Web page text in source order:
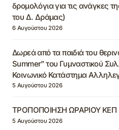
δρομολόγια για τις ανάγκες
του Δ. Δράμας)
6 Αυγούστου 2026
Δωρεά από τα παιδιά του
Summer” του Γυμναστικού
Κοινωνικό Κατάστημα
5 Αυγούστου 2026
ΤΡΟΠΟΠΟΙΗΣΗ ΩΡΑΡΙΟΥ ΚΕΠ
5 Αυγούστου 2026